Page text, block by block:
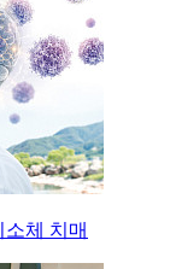
체 치매